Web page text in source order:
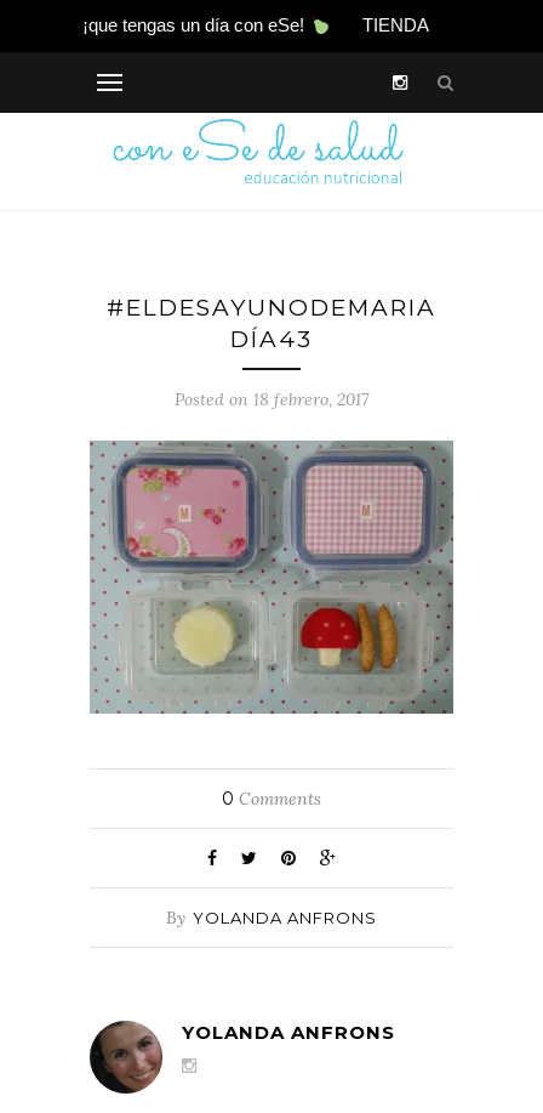
¡que tengas un día con eSe! TIENDA
#ELDESAYUNODEMARIA
DÍA43
Posted on 18 febrero, 2017
0 Comments
By YOLANDA ANFRONS
YOLANDA ANFRONS